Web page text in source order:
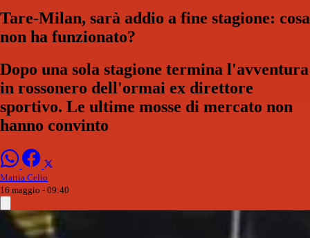
Tare-Milan, sarà addio a fine stagione: cosa
non ha funzionato?
Dopo una sola stagione termina l'avventura
in rossonero dell'ormai ex direttore
sportivo. Le ultime mosse di mercato non
hanno convinto
Mattia Celio
16 maggio - 09:40